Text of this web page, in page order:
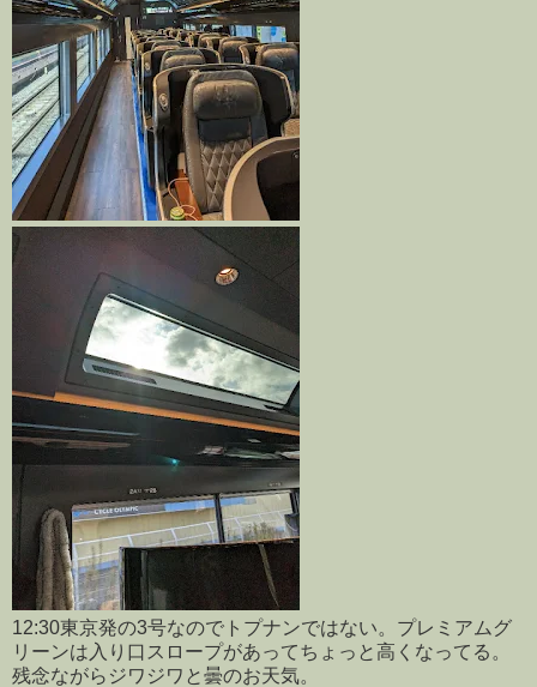
12:30東京発の3号なのでトプナンではない。プレミアムグ
リーンは入り口スロープがあってちょっと高くなってる。
残念ながらジワジワと曇のお天気。